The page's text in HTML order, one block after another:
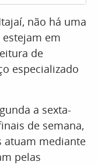
não há uma
em
de
especializado
a sexta-
de semana,
atuam mediante
pelas